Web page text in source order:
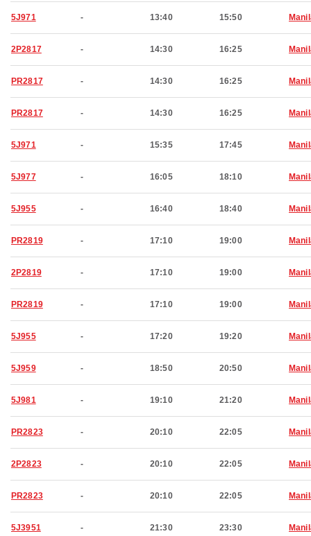
5J971 - 13:40 15:50
2P2817 - 14:30 16:25
PR2817 - 14:30 16:25
PR2817 - 14:30 16:25
5J971 - 15:35 17:45
5J977 - 16:05 18:10
5J955 - 16:40 18:40
PR2819 - 17:10 19:00
2P2819 - 17:10 19:00
PR2819 - 17:10 19:00
5J955 - 17:20 19:20
5J959 - 18:50 20:50
5J981 - 19:10 21:20
PR2823 - 20:10 22:05
2P2823 - 20:10 22:05
PR2823 - 20:10 22:05
5J3951 - 21:30 23:30